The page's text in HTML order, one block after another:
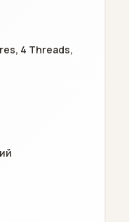
4 Threads,